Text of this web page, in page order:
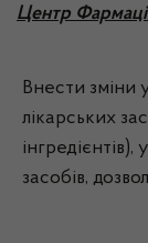
Центр
Внести зміни
лікарських
інгредієнтів),
засобів,